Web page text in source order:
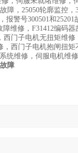
，25050轮廓监控，
警号300501和25201
维修，F31412编码
门子电机无扭矩维
西门子电机抱闸扭矩
统维修，伺服电机维
障